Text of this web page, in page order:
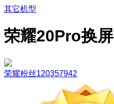
其它机型
荣耀20Pro换屏
荣耀粉丝120357942